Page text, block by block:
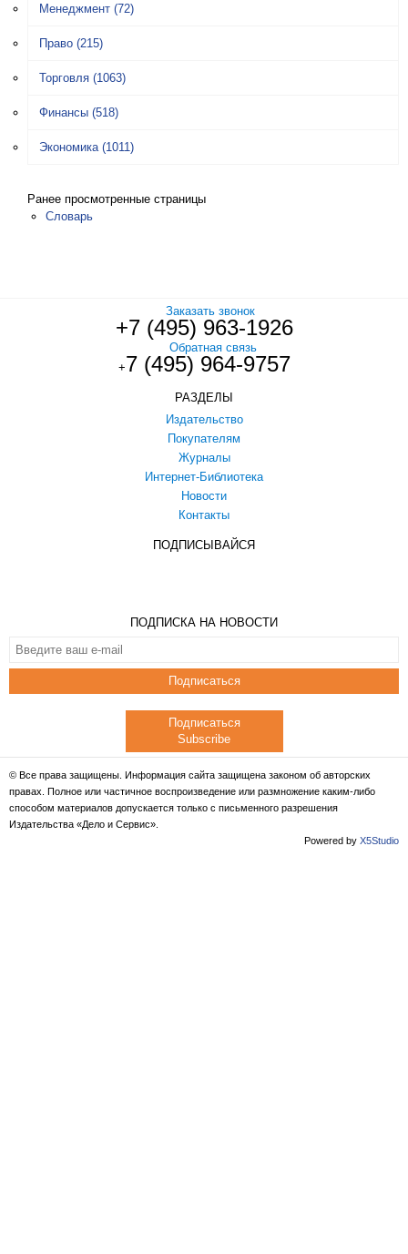
Менеджмент (72)
Право (215)
Торговля (1063)
Финансы (518)
Экономика (1011)
Ранее просмотренные страницы
Словарь
Заказать звонок
+7 (495) 963-1926
Обратная связь
+7 (495) 964-9757
РАЗДЕЛЫ
Издательство
Покупателям
Журналы
Интернет-Библиотека
Новости
Контакты
ПОДПИСЫВАЙСЯ
ПОДПИСКА НА НОВОСТИ
Подписаться
Подписаться
Subscribe
© Все права защищены. Информация сайта защищена законом об авторских
правах. Полное или частичное воспроизведение или размножение каким-либо
способом материалов допускается только с письменного разрешения
Издательства «Дело и Сервис».
Powered by X5Studio